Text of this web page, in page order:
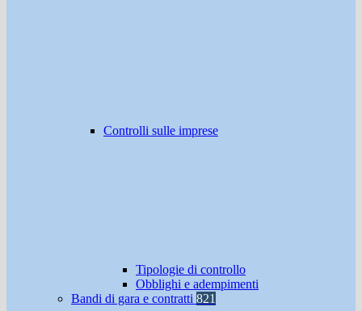
Controlli sulle imprese
Tipologie di controllo
Obblighi e adempimenti
Bandi di gara e contratti 821